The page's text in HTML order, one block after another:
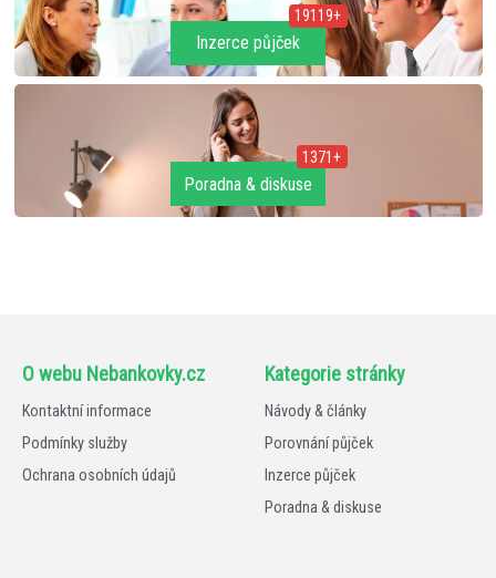
Inzerce půjček
19119+
Poradna & diskuse
1371+
O webu Nebankovky.cz
Kontaktní informace
Podmínky služby
Ochrana osobních údajů
Kategorie stránky
Návody & články
Porovnání půjček
Inzerce půjček
Poradna & diskuse